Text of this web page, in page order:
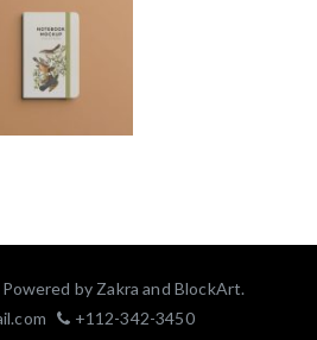
by Zakra and BlockArt.
+112-342-3450